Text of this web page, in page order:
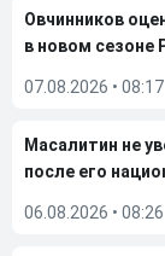
Овчинников
в новом сезоне
07.08.2026 • 08:17
Масалитин не
после его
06.08.2026 • 08:26